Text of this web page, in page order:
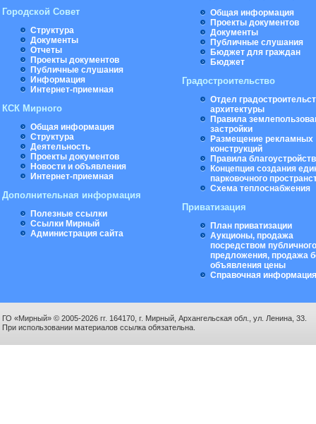
Городской Совет
Структура
Документы
Отчеты
Проекты документов
Публичные слушания
Информация
Интернет-приемная
КСК Мирного
Общая информация
Структура
Деятельность
Проекты документов
Новости и объявления
Интернет-приемная
Дополнительная информация
Полезные ссылки
Ссылки Мирный
Администрация сайта
Общая информация
Проекты документов
Документы
Публичные слушания
Бюджет для граждан
Бюджет
Градостроительство
Отдел
архитектуры
Правила
застройки
Размещение рекламных
конструкций
Правила
Концепция создания
парковочного
Схема теплоснабжения
Приватизация
План приватизации
Аукционы, продажа
посредством публичного
предложения, продажа
объявления цены
Справочная информация
ГО «Мирный» © 2005-2026 гг. 164170, г. Мирный, Архангельская обл., ул. Ленина, 33.
При использовании материалов ссылка обязательна.